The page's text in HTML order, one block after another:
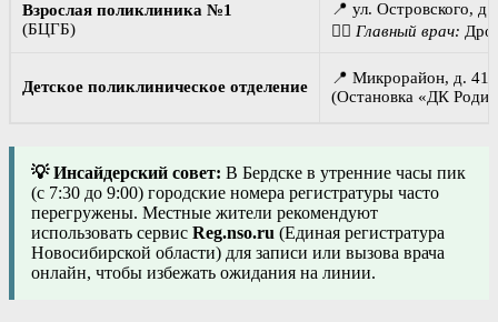
Взрослая поликлиника №1
(БЦГБ)
📍 ул. Островского, д.
👨‍⚕️ Главный врач:
Детское поликлиническое отделение
📍 Микрорайон, д. 41а
(Остановка «ДК
💡 Инсайдерский совет: В Бердске в утренние часы пик
(с 7:30 до 9:00) городские номера регистратуры часто
перегружены. Местные жители рекомендуют
использовать сервис Reg.nso.ru (Единая регистратура
Новосибирской области) для записи или вызова врача
онлайн, чтобы избежать ожидания на линии.